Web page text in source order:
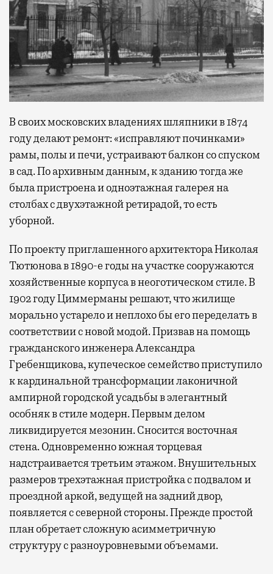
В своих московских владениях шляпники в 1874
году делают ремонт: «исправляют починками»
рамы, полы и печи, устраивают балкон со спуском
в сад. По архивным данным, к зданию тогда же
была пристроена и одноэтажная галерея на
столбах с двухэтажной ретирадой, то есть
уборной.
По проекту приглашенного архитектора Николая
Тютюнова в 1890-е годы на участке сооружаются
хозяйственные корпуса в неоготическом стиле. В
1902 году Циммерманы решают, что жилище
морально устарело и неплохо бы его переделать в
соответствии с новой модой. Призвав на помощь
гражданского инженера Александра
Гребенщикова, купеческое семейство приступило
к кардинальной трансформации лаконичной
ампирной городской усадьбы в элегантный
особняк в стиле модерн. Первым делом
ликвидируется мезонин. Сносится восточная
стена. Одновременно южная торцевая
надстраивается третьим этажом. Внушительных
размеров трехэтажная пристройка с подвалом и
проездной аркой, ведущей на задний двор,
появляется с северной стороны. Прежде простой
план обретает сложную асимметричную
структуру с разноуровневыми объемами.